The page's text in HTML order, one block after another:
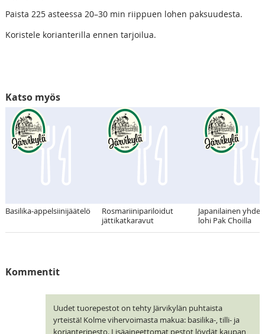
Paista 225 asteessa 20–30 min riippuen lohen paksuudesta.
Koristele korianterilla ennen tarjoilua.
Katso myös
Basilika-appelsiinijäätelö
Rosmariinipariloidut
jättikatkaravut
Japanilainen
lohi Pak Choilla
Kommentit
Uudet tuorepestot on tehty Järvikylän puhtaista
yrteistä! Kolme vihervoimasta makua: basilika-, tilli- ja
korianteripesto. Lisäaineettomat pestot löydät kaupan